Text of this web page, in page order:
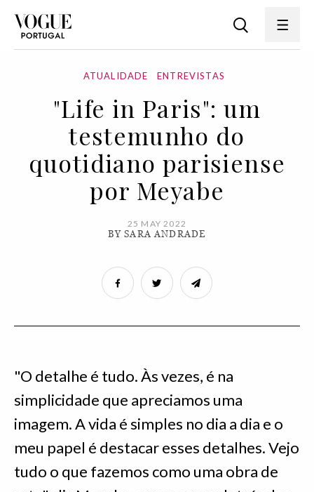
ATUALIDADE ENTREVISTAS
"Life in Paris": um
testemunho do
quotidiano parisiense
por Meyabe
25 MAY 2022
BY SARA ANDRADE
"O detalhe é tudo. Às vezes, é na
simplicidade que apreciamos uma
imagem. A vida é simples no dia a dia e o
meu papel é destacar esses detalhes. Vejo
tudo o que fazemos como uma obra de